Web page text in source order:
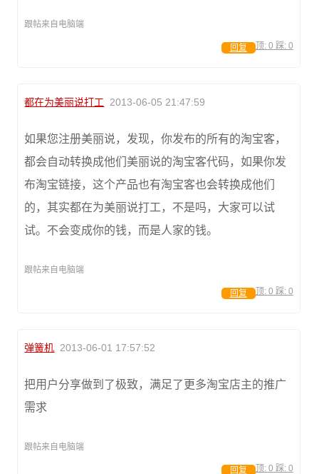
跟帖来自电脑端
顶: 0 踩: 0
回复
都在为美丽说打工 2013-06-05 21:47:59
如果您注册美丽说，发现，你发布的所有的淘宝客，
都会自动转换成他们美丽说的淘宝客代码，如果你发
布淘宝链接，这个产品也有淘宝客也会转换成他们
的，其实都在为美丽说打工，不是吗，大家可以试
试。不会变成你的钱，而是人家的钱。
跟帖来自电脑端
顶: 0 踩: 0
回复
弹簧机 2013-06-01 17:57:52
把用户分享做到了极致，满足了更多淘宝店主的推广
需求
跟帖来自电脑端
顶: 0 踩: 0
回复